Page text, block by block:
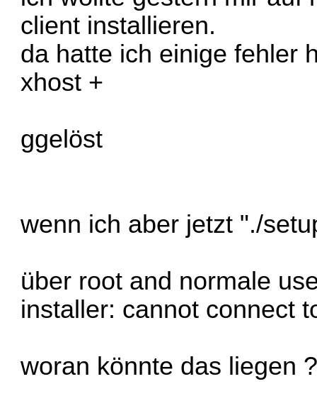
client installieren.
da hatte ich einige fehler
xhost +
ggelöst
wenn ich aber jetzt "./
über root and normale
installer: cannot connect
woran könnte das liegen